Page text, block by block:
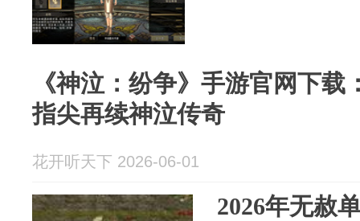
《神泣：纷争》手游官网下
指尖再续神泣传奇
花开听天下 2026-06-01
2026年无赦